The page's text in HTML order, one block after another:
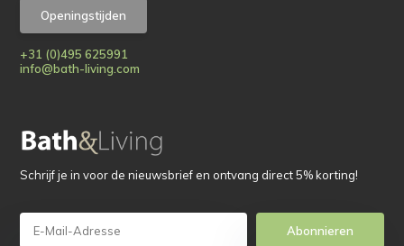
Openingstijden
+31 (0)495 625991
info@bath-living.com
Schrijf je in voor de nieuwsbrief en ontvang direct 5% korting!
Abonnieren